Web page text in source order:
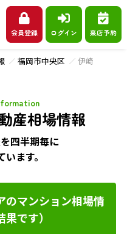
会員登録 ログイン 来店予約
福岡市中央区 伊崎
産相場情報
四半期毎に
ます。
マンション相場情
です）